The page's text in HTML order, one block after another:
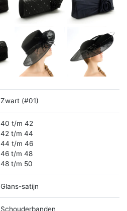
Zwart (#01)
40 t/m 42
42 t/m 44
44 t/m 46
46 t/m 48
48 t/m 50
Glans-satijn
Schouderbanden